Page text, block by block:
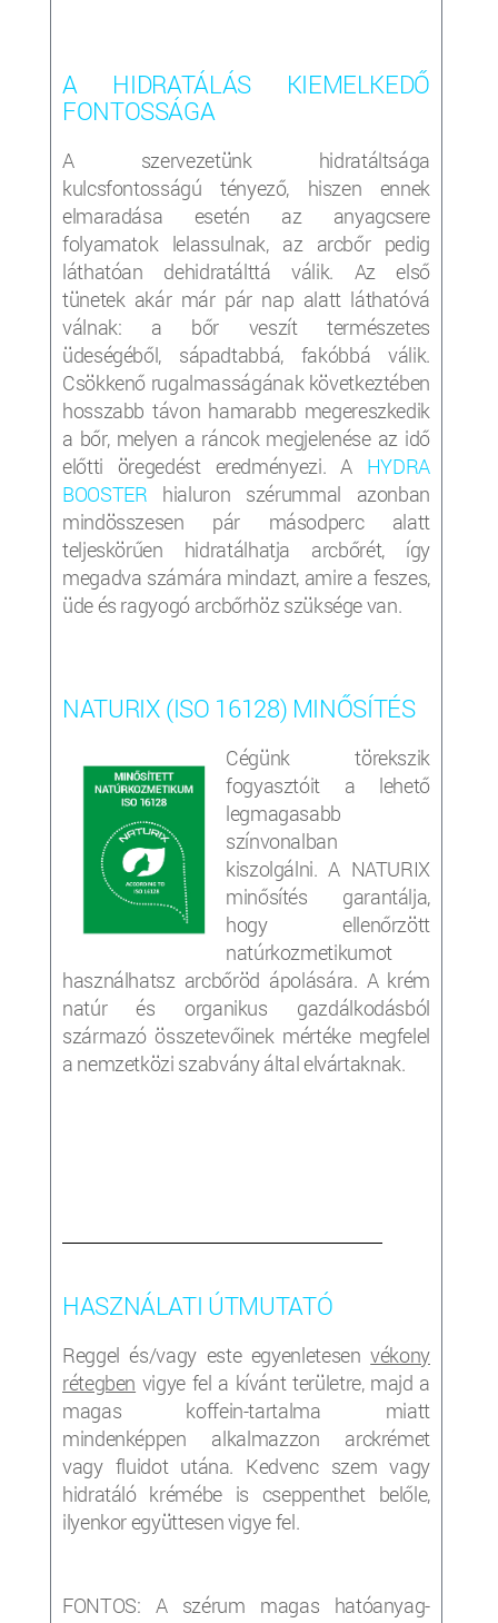
A HIDRATÁLÁS KIEMELKEDŐ
FONTOSSÁGA
A szervezetünk hidratáltsága
kulcsfontosságú tényező, hiszen ennek
elmaradása esetén az anyagcsere
folyamatok lelassulnak, az arcbőr pedig
láthatóan dehidratálttá válik. Az első
tünetek akár már pár nap alatt láthatóvá
válnak: a bőr veszít természetes
üdeségéből, sápadtabbá, fakóbbá válik.
Csökkenő rugalmasságának következtében
hosszabb távon hamarabb megereszkedik
a bőr, melyen a ráncok megjelenése az idő
előtti öregedést eredményezi. A HYDRA
BOOSTER hialuron szérummal azonban
mindösszesen pár másodperc alatt
teljeskörűen hidratálhatja arcbőrét, így
megadva számára mindazt, amire a feszes,
üde és ragyogó arcbőrhöz szüksége van.
NATURIX (ISO 16128) MINŐSÍTÉS
Cégünk törekszik
fogyasztóit a lehető
legmagasabb
színvonalban
kiszolgálni. A NATURIX
minősítés garantálja,
hogy ellenőrzött
natúrkozmetikumot
használhatsz arcbőröd ápolására. A krém
natúr és organikus gazdálkodásból
származó összetevőinek mértéke megfelel
a nemzetközi szabvány által elvártaknak.
HASZNÁLATI ÚTMUTATÓ
Reggel és/vagy este egyenletesenvékony
rétegben vigye fel a kívánt területre, majd a
magas koffein-tartalma miatt
mindenképpen alkalmazzon arckrémet
vagy fluidot utána. Kedvenc szem vagy
hidratáló krémébe is cseppenthet belőle,
ilyenkor együttesen vigye fel.
FONTOS: A szérum magas hatóanyag-